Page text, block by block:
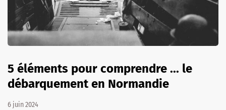
5 éléments pour comprendre ... le
débarquement en Normandie
6 juin 2024